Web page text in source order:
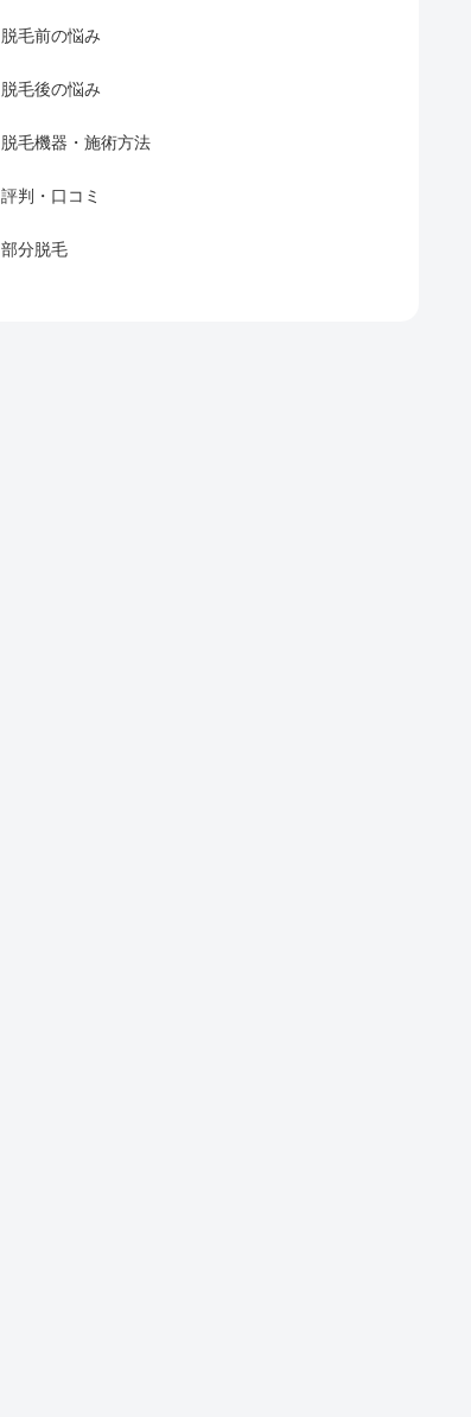
脱毛前の悩み
脱毛後の悩み
脱毛機器・施術方法
評判・口コミ
部分脱毛